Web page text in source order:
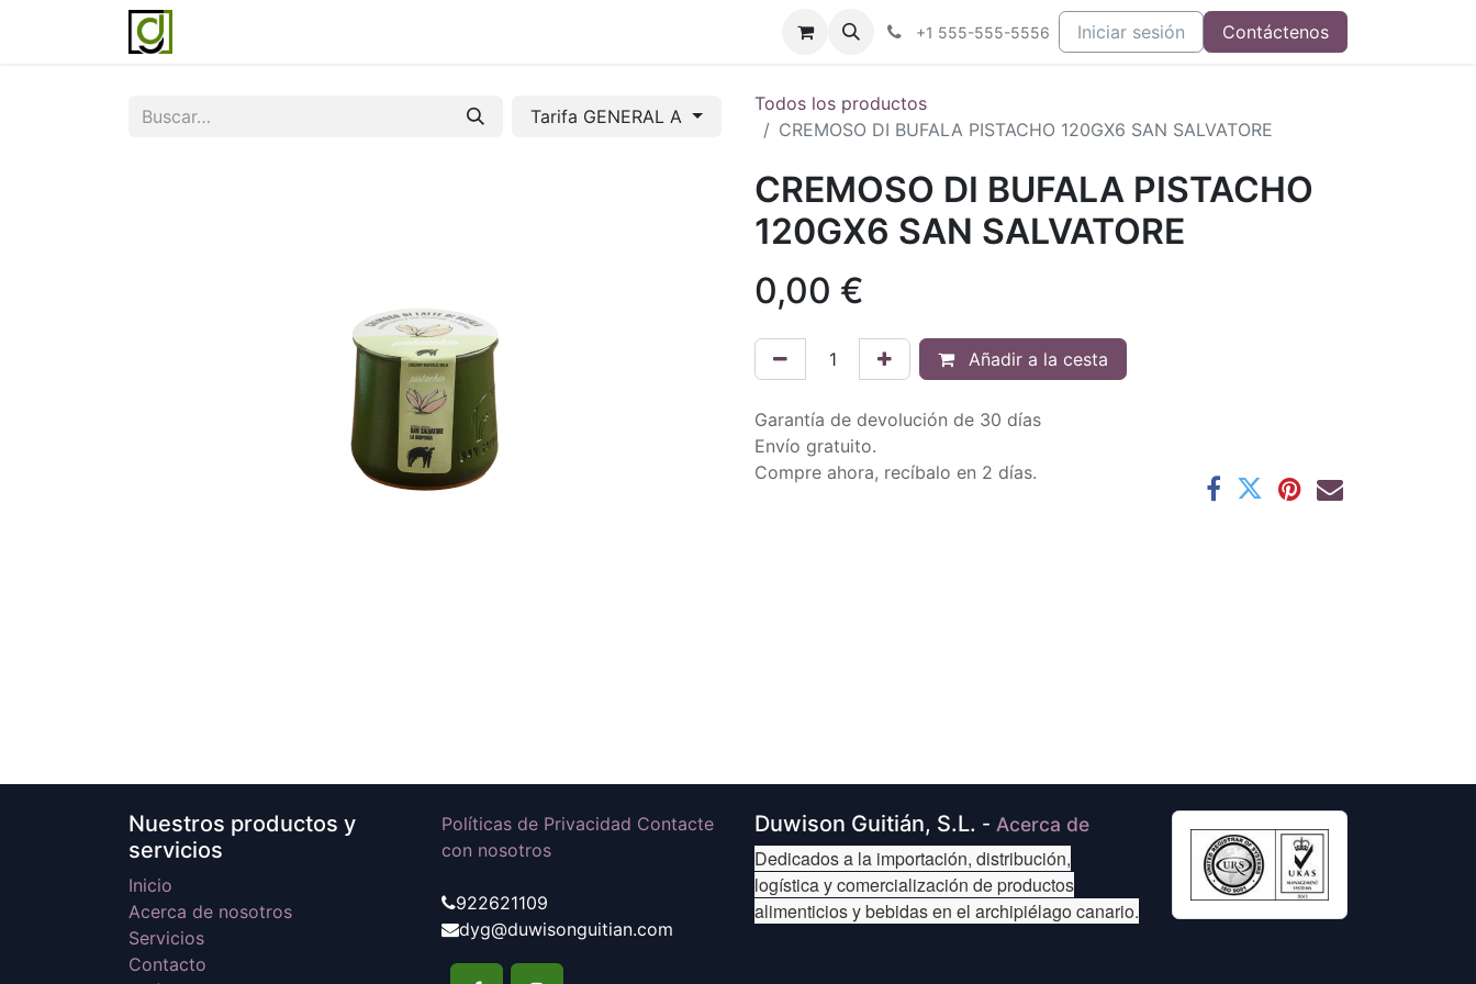
Blog Contáctenos
+1 555-555-5556 Iniciar sesión Contáctenos
Tarifa GENERAL A
Todos los productos
CREMOSO DI BUFALA PISTACHO 120GX6 SAN SALVATORE
CREMOSO DI BUFALA PISTACHO
120GX6 SAN SALVATORE
0,00 €
Añadir a la cesta
Garantía de devolución de 30 días
Envío gratuito.
Compre ahora, recíbalo en 2 días.
Nuestros productos y
servicios
Inicio
Acerca de nosotros
Servicios
Contacto
Políticas de Privacidad Contacte
con nosotros
922621109
dyg@duwisonguitian.com
Duwison Guitián, S.L. - Acerca de
Dedicados a la importación, distribución,
logística y comercialización de productos
alimenticios y bebidas en el archipiélago canario.